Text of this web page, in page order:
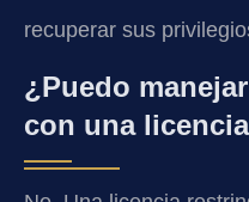
recuperar sus
¿Puedo
con una